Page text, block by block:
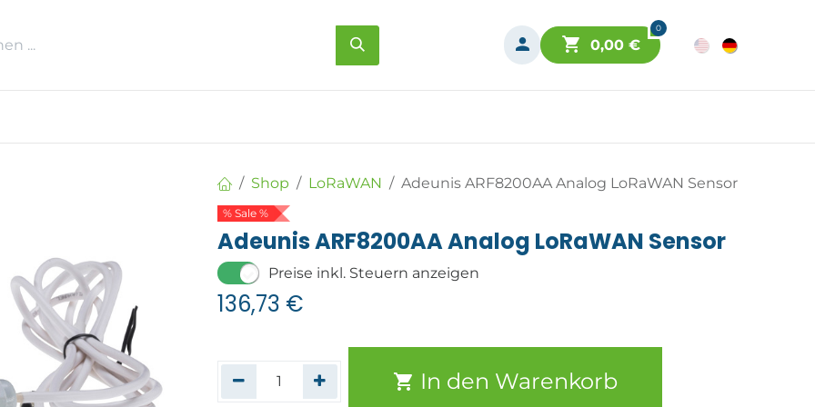
0
0,00€
Shop LoRaWAN Adeunis ARF8200AA Analog LoRaWAN Sensor
% Sale %
Adeunis ARF8200AA Analog LoRaWAN Sensor
Preise inkl. Steuern anzeigen
136,73 €
In den Warenkorb